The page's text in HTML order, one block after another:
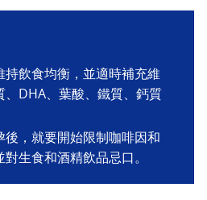
持飲食均衡，並適時補充維
、DHA、葉酸、鐵質、鈣質
後，就要開始限制咖啡因和
生食和酒精飲品忌口。